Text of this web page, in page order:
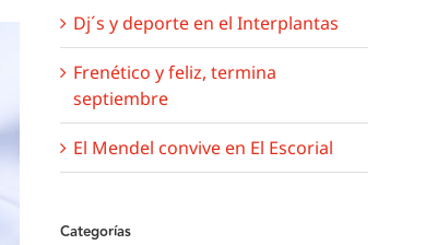
Un primer semestre
inmejorable
Dj´s y deporte en el Interplantas
Frenético y feliz, termina
septiembre
El Mendel convive en El Escorial
Categorías